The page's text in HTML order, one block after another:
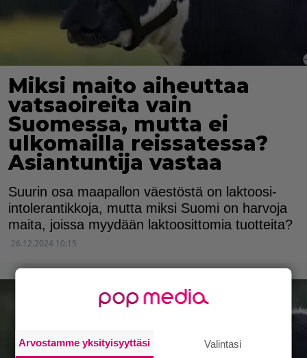
Miksi maito aiheuttaa
vatsaoireita vain
Suomessa, mutta ei
ulkomailla reissatessa?
Asiantuntija vastaa
Suurin osa maapallon väestöstä on laktoosi-
intolerantikkoja, mutta miksi Suomi on harvoja
maita, joissa myydään laktoosittomia tuotteita?
26.12.2024 10:15
Arvostamme yksityisyyttäsi Valintasi